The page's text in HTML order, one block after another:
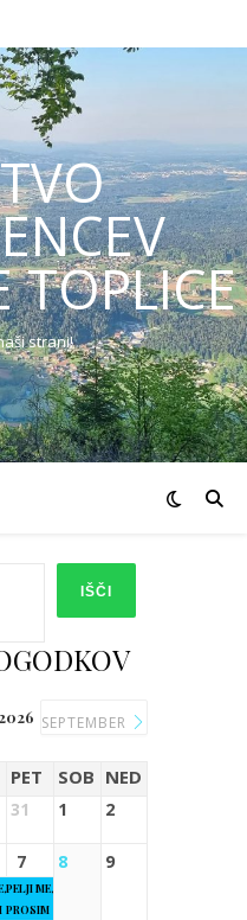
TOPLICE
strani!
IŠČI
SEPTEMBER
PET SOB NED
31 1 2
7
PELJI ME,
PROSIM
8 9